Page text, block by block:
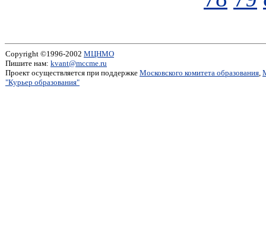
Copyright ©1996-2002 МЦНМО
Пишите нам: kvant@mccme.ru
Проект осуществляется при поддержке Московского комитета образования,
"Курьер образования"